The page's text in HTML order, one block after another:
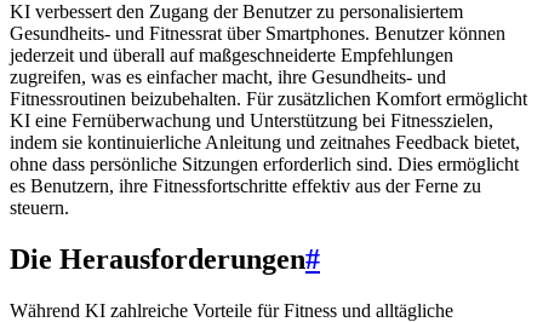
KI verbessert den Zugang der Benutzer zu personalisiertem
Gesundheits- und Fitnessrat über Smartphones. Benutzer können
jederzeit und überall auf maßgeschneiderte Empfehlungen
zugreifen, was es einfacher macht, ihre Gesundheits- und
Fitnessroutinen beizubehalten. Für zusätzlichen Komfort ermöglicht
KI eine Fernüberwachung und Unterstützung bei Fitnesszielen,
indem sie kontinuierliche Anleitung und zeitnahes Feedback bietet,
ohne dass persönliche Sitzungen erforderlich sind. Dies ermöglicht
es Benutzern, ihre Fitnessfortschritte effektiv aus der Ferne zu
steuern.
Die Herausforderungen#
Während KI zahlreiche Vorteile für Fitness und alltägliche